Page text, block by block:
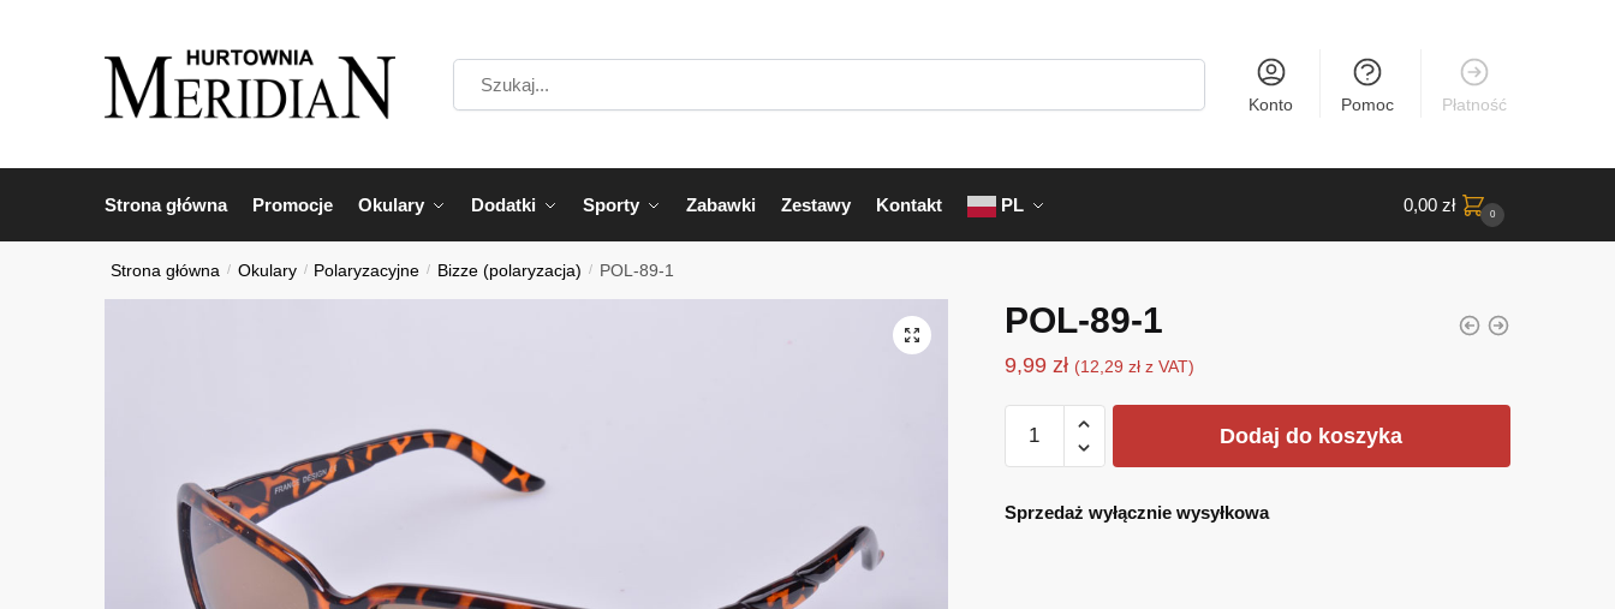
Konto Pomoc Płatność
Strona główna Promocje Okulary Dodatki Sporty Zabawki Zestawy Kontakt PL 0,00 zł 0
Strona główna / Okulary / Polaryzacyjne / Bizze (polaryzacja) / POL-89-1
POL-89-1
9,99 zł (12,29 złz VAT)
POL-
1
Dodaj do koszyka
Sprzedaż wyłącznie wysyłkowa